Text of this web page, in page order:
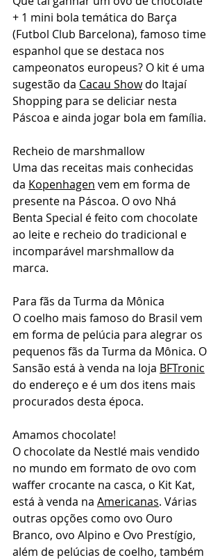
+ 1 mini bola temática do Barça
(Futbol Club Barcelona), famoso time
espanhol que se destaca nos
campeonatos europeus? O kit é uma
sugestão da Cacau Show do Itajaí
Shopping para se deliciar nesta
Páscoa e ainda jogar bola em família.
Recheio de marshmallow
Uma das receitas mais conhecidas
da Kopenhagen vem em forma de
presente na Páscoa. O ovo Nhá
Benta Special é feito com chocolate
ao leite e recheio do tradicional e
incomparável marshmallow da
marca.
Para fãs da Turma da Mônica
O coelho mais famoso do Brasil vem
em forma de pelúcia para alegrar os
pequenos fãs da Turma da Mônica. O
Sansão está à venda na loja BFTronic
do endereço e é um dos itens mais
procurados desta época.
Amamos chocolate!
O chocolate da Nestlé mais vendido
no mundo em formato de ovo com
waffer crocante na casca, o Kit Kat,
está à venda na Americanas. Várias
outras opções como ovo Ouro
Branco, ovo Alpino e Ovo Prestígio,
além de pelúcias de coelho, também